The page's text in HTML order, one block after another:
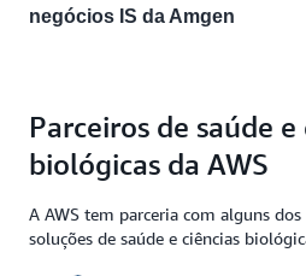
negócios IS da Amgen
Parceiros de saúde e
biológicas da AWS
A AWS tem parceria com alguns
soluções de saúde e ciências